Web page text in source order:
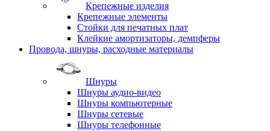
Крепежные изделия
Крепежные элементы
Стойки для печатных плат
Клейкие амортизаторы, демпферы
Провода, шнуры, расходные материалы
Шнуры
Шнуры аудио-видео
Шнуры компьютерные
Шнуры сетевые
Шнуры телефонные